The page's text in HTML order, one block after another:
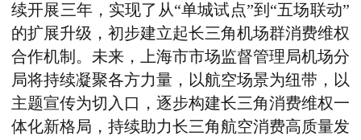
续开展三年，实现了从“单城试点”到“五场联动”
的扩展升级，初步建立起长三角机场群消费维权
合作机制。未来，上海市市场监督管理局机场分
局将持续凝聚各方力量，以航空场景为纽带，以
主题宣传为切入口，逐步构建长三角消费维权一
体化新格局，持续助力长三角航空消费高质量发